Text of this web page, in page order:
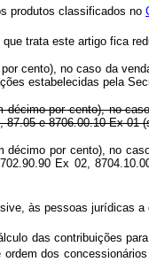
produtos classificados no
trata este artigo fica
cento), no caso da
estabelecidas pela
décimo por cento), no
87.05 e 8706.00.10 Ex
décimo por cento), no
Ex 02,
às pessoas jurídicas a
das contribuições
ordem dos